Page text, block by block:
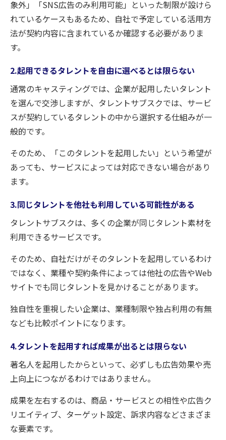
象外」「SNS広告のみ利用可能」といった制限が設けら
れているケースもあるため、自社で予定している活用方
法が契約内容に含まれているか確認する必要がありま
す。
2.起用できるタレントを自由に選べるとは限らない
通常のキャスティングでは、企業が起用したいタレント
を選んで交渉しますが、タレントサブスクでは、サービ
スが契約しているタレントの中から選択する仕組みが一
般的です。
そのため、「このタレントを起用したい」という希望が
あっても、サービスによっては対応できない場合があり
ます。
3.同じタレントを他社も利用している可能性がある
タレントサブスクは、多くの企業が同じタレント素材を
利用できるサービスです。
そのため、自社だけがそのタレントを起用しているわけ
ではなく、業種や契約条件によっては他社の広告やWeb
サイトでも同じタレントを見かけることがあります。
独自性を重視したい企業は、業種制限や独占利用の有無
なども比較ポイントになります。
4.タレントを起用すれば成果が出るとは限らない
著名人を起用したからといって、必ずしも広告効果や売
上向上につながるわけではありません。
成果を左右するのは、商品・サービスとの相性や広告ク
リエイティブ、ターゲット設定、訴求内容などさまざま
な要素です。